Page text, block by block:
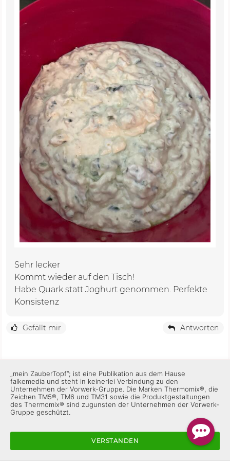
Sehr lecker
Kommt wieder auf den Tisch!
Habe Quark statt Joghurt genommen. Perfekte
Konsistenz
Gefällt mir Antworten
vor 2 Jahren
Nächstes mal lasse ich die Gurke und das Jogurt,
vorher abtropfen ,war etwas dünn. Geschmack
Gefällt mir Antworten
„mein ZauberTopf”; ist eine Publikation aus dem Hause
falkemedia und steht in keinerlei Verbindung zu den
Unternehmen der Vorwerk-Gruppe. Die Marken Thermomix®, die
Zeichen TM5®, TM6 und TM31 sowie die Produktgestaltungen
des Thermomix® sind zugunsten der Unternehmen der Vorwerk-
Gruppe geschützt.
VERSTANDEN